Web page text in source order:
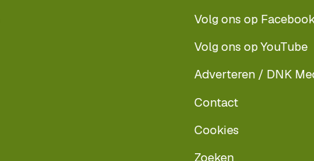
Volg ons op
Volg ons op YouTube
Adverteren / DNK
Contact
Cookies
Zoeken